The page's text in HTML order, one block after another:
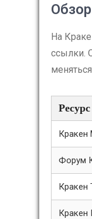
На
ссылки.
Ресурс
Кракен
Форум
Кракен
Кракен